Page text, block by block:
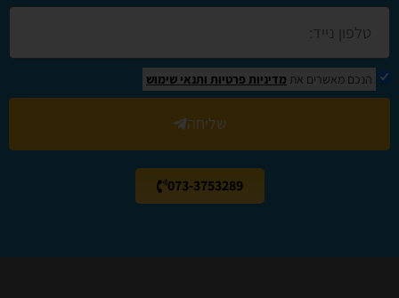
הנכם מאשרים את מדיניות פרטיות ותנאי שימוש
שליחה
073-3753289